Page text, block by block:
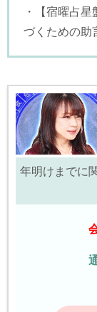
・【宿曜占
づくための助
年明けまでに